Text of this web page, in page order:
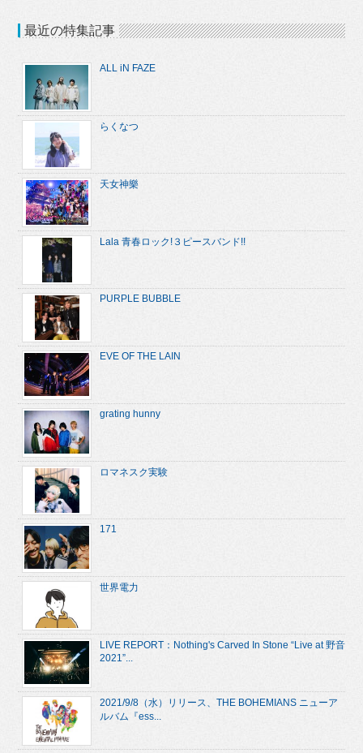
最近の特集記事
ALL iN FAZE
らくなつ
天女神樂
Lala 青春ロック!３ピースバンド!!
PURPLE BUBBLE
EVE OF THE LAIN
grating hunny
ロマネスク実験
171
世界電力
LIVE REPORT：Nothing's Carved In Stone “Live at 野音
2021”...
2021/9/8（水）リリース、THE BOHEMIANS ニューア
ルバム『ess...